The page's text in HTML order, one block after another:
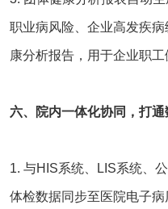
职业病风险、企业高发疾
康分析报告，用于企业职工
六、院内一体化协同，打
1. 与HIS系统、 LIS系统、
体检数据同步至医院电子